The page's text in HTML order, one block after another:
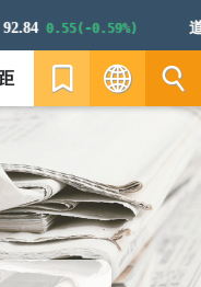
0.55(-0.59%) 道瓊
EN